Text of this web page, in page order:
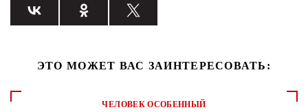
ЭТО МОЖЕТ ВАС ЗАИНТЕРЕСОВАТЬ:
ЧЕЛОВЕК ОСОБЕННЫЙ